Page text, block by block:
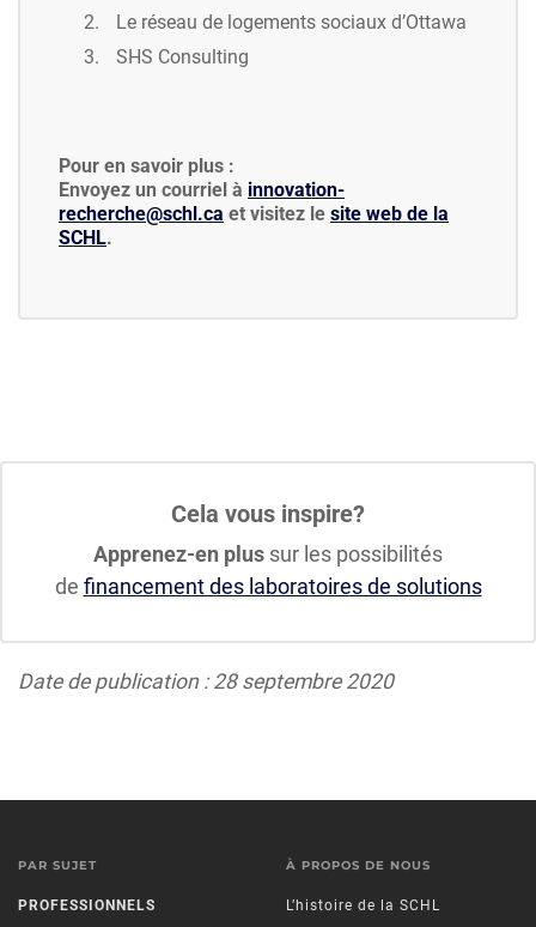
Le réseau de logements sociaux d’Ottawa
SHS Consulting
Pour en savoir plus :
Envoyez un courriel à innovation-
recherche@schl.ca et visitez le site web de la
SCHL.
Cela vous inspire?
Apprenez-en plus sur les possibilités
de financement des laboratoires de solutions
Date de publication : 28 septembre 2020
PAR SUJET
PROFESSIONNELS
À PROPOS DE NOUS
L’histoire de la SCHL